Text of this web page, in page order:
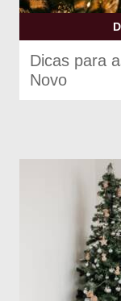
Dicas para
Novo